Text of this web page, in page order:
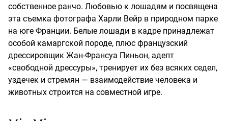
собственное ранчо. Любовью к лошадям и посвящена
эта съемка фотографа Харли Вейр в природном парке
на юге Франции. Белые лошади в кадре принадлежат
особой камаргской породе, плюс французский
дрессировщик Жан-Франсуа Пиньон, адепт
«свободной дрессуры», тренирует их без всяких седел,
уздечек и стремян — взаимодействие человека и
животных строится на совместной игре.